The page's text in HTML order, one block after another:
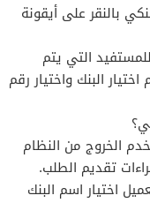
بالنقر على أيقونة
التي يتم
البنك واختيار رقم
الخروج من النظام
تقديم الطلب.
اختيار اسم البنك